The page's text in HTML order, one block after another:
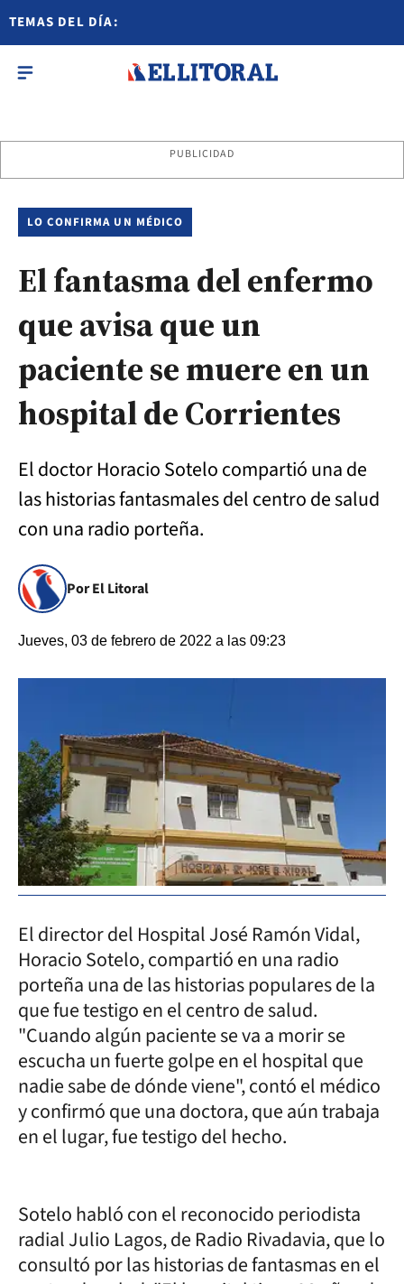
TEMAS DEL DÍA:
PUBLICIDAD
LO CONFIRMA UN MÉDICO
El fantasma del enfermo
que avisa que un
paciente se muere en un
hospital de Corrientes
El doctor Horacio Sotelo compartió una de
las historias fantasmales del centro de salud
con una radio porteña.
Por El Litoral
Jueves, 03 de febrero de 2022 a las 09:23
El director del Hospital José Ramón Vidal,
Horacio Sotelo, compartió en una radio
porteña una de las historias populares de la
que fue testigo en el centro de salud.
"Cuando algún paciente se va a morir se
escucha un fuerte golpe en el hospital que
nadie sabe de dónde viene", contó el médico
y confirmó que una doctora, que aún trabaja
en el lugar, fue testigo del hecho.
Sotelo habló con el reconocido periodista
radial Julio Lagos, de Radio Rivadavia, que lo
consultó por las historias de fantasmas en el